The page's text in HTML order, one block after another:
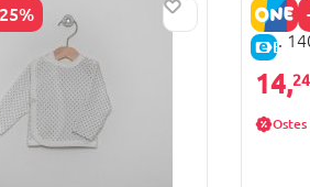
E-
cm.
14,